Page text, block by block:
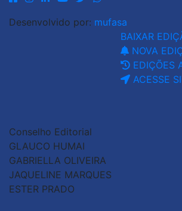
Desenvolvido por: mufasa
BAIXAR
NOVA
EDIÇÕES
ACESSE
Conselho Editorial
GLAUCO HUMAI
GABRIELLA OLIVEIRA
JAQUELINE MARQUES
ESTER PRADO